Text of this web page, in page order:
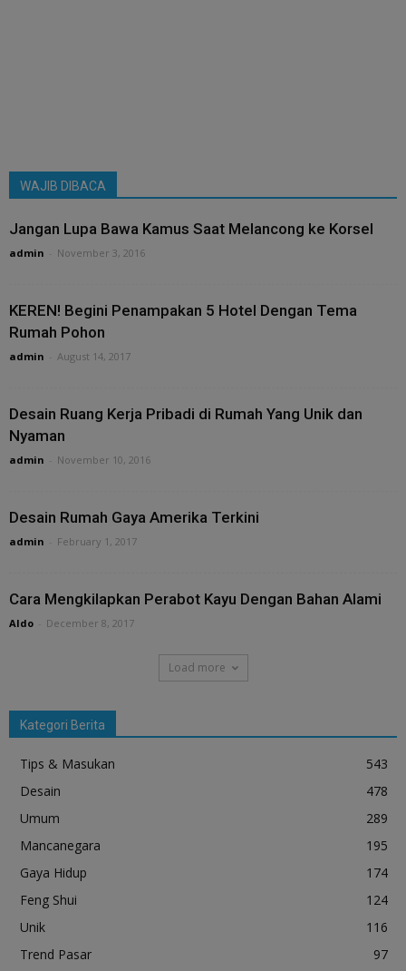
WAJIB DIBACA
Jangan Lupa Bawa Kamus Saat Melancong ke Korsel
admin November 3, 2016
KEREN! Begini Penampakan 5 Hotel Dengan Tema
Rumah Pohon
admin August 14, 2017
Desain Ruang Kerja Pribadi di Rumah Yang Unik dan
Nyaman
admin November 10, 2016
Desain Rumah Gaya Amerika Terkini
admin February 1, 2017
Cara Mengkilapkan Perabot Kayu Dengan Bahan Alami
Aldo December 8, 2017
Load more
Kategori Berita
Tips & Masukan
543
Desain
478
Umum
289
Mancanegara
195
Gaya Hidup
174
Feng Shui
124
Unik
116
Trend Pasar
97